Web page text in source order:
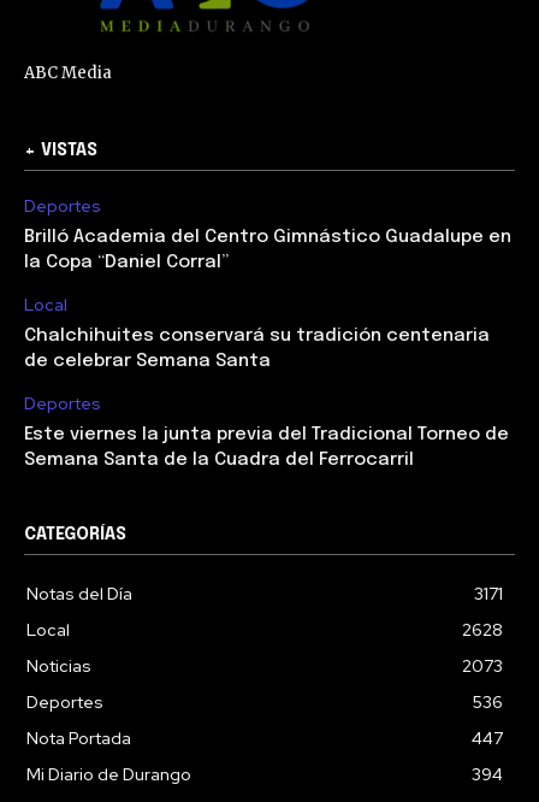
ABC Media
+ VISTAS
Deportes
Brilló Academia del Centro Gimnástico Guadalupe en
la Copa “Daniel Corral”
Local
Chalchihuites conservará su tradición centenaria
de celebrar Semana Santa
Deportes
Este viernes la junta previa del Tradicional Torneo de
Semana Santa de la Cuadra del Ferrocarril
CATEGORÍAS
Notas del Día
3171
Local
2628
Noticias
2073
Deportes
536
Nota Portada
447
Mi Diario de Durango
394